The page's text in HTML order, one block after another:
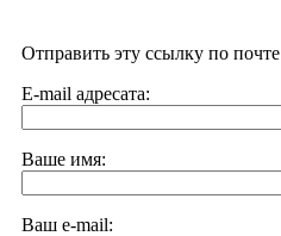
Отправить эту ссылку по почте
E-mail адресата:
Ваше имя:
Ваш e-mail: